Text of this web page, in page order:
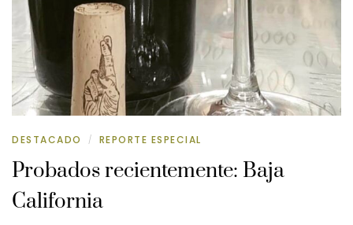
DESTACADO / REPORTE ESPECIAL
Probados recientemente: Baja
California